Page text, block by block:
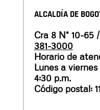
ALCALDÍA DE
Cra 8 N° 10-65
381-3000
Horario de
Lunes a
4:30 p.m.
Código postal: